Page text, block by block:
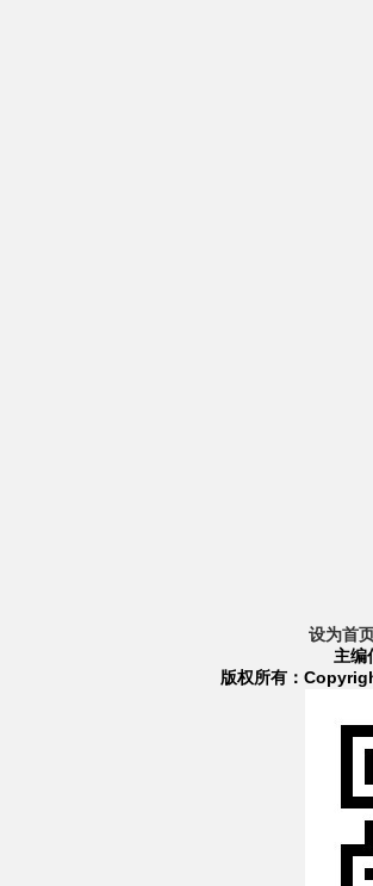
设为首
主
版权所有：